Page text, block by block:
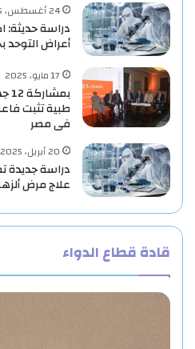
24 أغسطس، 2025
دراسة
أعراض
17 مايو، 2025
طبية تثبت
فى مصر
20 أبريل، 2025
دراسة جديدة
علاج مرض
قادة قطاع الدواء